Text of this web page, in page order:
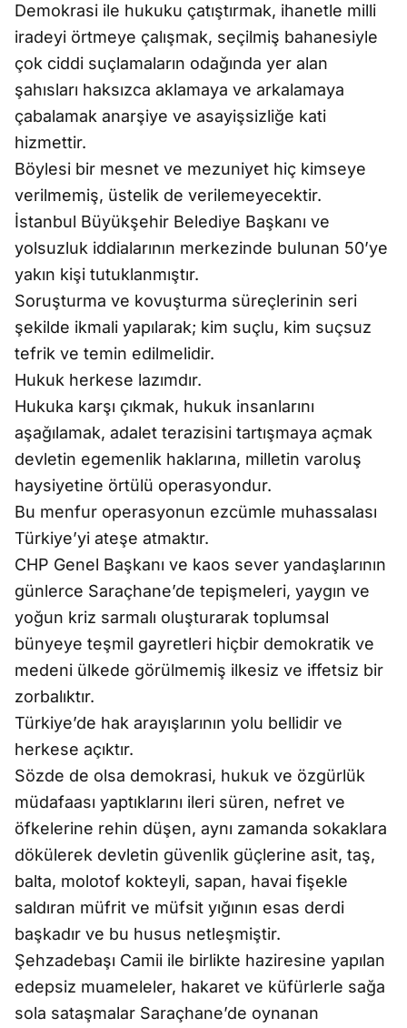
Demokrasi ile hukuku çatıştırmak, ihanetle milli
iradeyi örtmeye çalışmak, seçilmiş bahanesiyle
çok ciddi suçlamaların odağında yer alan
şahısları haksızca aklamaya ve arkalamaya
çabalamak anarşiye ve asayişsizliğe kati
hizmettir.
Böylesi bir mesnet ve mezuniyet hiç kimseye
verilmemiş, üstelik de verilemeyecektir.
İstanbul Büyükşehir Belediye Başkanı ve
yolsuzluk iddialarının merkezinde bulunan 50’ye
yakın kişi tutuklanmıştır.
Soruşturma ve kovuşturma süreçlerinin seri
şekilde ikmali yapılarak; kim suçlu, kim suçsuz
tefrik ve temin edilmelidir.
Hukuk herkese lazımdır.
Hukuka karşı çıkmak, hukuk insanlarını
aşağılamak, adalet terazisini tartışmaya açmak
devletin egemenlik haklarına, milletin varoluş
haysiyetine örtülü operasyondur.
Bu menfur operasyonun ezcümle muhassalası
Türkiye’yi ateşe atmaktır.
CHP Genel Başkanı ve kaos sever yandaşlarının
günlerce Saraçhane’de tepişmeleri, yaygın ve
yoğun kriz sarmalı oluşturarak toplumsal
bünyeye teşmil gayretleri hiçbir demokratik ve
medeni ülkede görülmemiş ilkesiz ve iffetsiz bir
zorbalıktır.
Türkiye’de hak arayışlarının yolu bellidir ve
herkese açıktır.
Sözde de olsa demokrasi, hukuk ve özgürlük
müdafaası yaptıklarını ileri süren, nefret ve
öfkelerine rehin düşen, aynı zamanda sokaklara
dökülerek devletin güvenlik güçlerine asit, taş,
balta, molotof kokteyli, sapan, havai fişekle
saldıran müfrit ve müfsit yığının esas derdi
başkadır ve bu husus netleşmiştir.
Şehzadebaşı Camii ile birlikte haziresine yapılan
edepsiz muameleler, hakaret ve küfürlerle sağa
sola sataşmalar Saraçhane’de oynanan